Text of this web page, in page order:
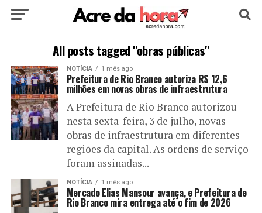
HOME POLÍTICA CULTURA ESPORTE
EDUCAÇÃO NOTÍCIA MUNDO
All posts tagged "obras públicas"
NOTÍCIA 1 mês ago
Prefeitura de Rio Branco autoriza R$ 12,6
milhões em novas obras de infraestrutura
A Prefeitura de Rio Branco autorizou
nesta sexta-feira, 3 de julho, novas
obras de infraestrutura em diferentes
regiões da capital. As ordens de serviço
foram assinadas...
NOTÍCIA 1 mês ago
Mercado Elias Mansour avança, e Prefeitura de
Rio Branco mira entrega até o fim de 2026